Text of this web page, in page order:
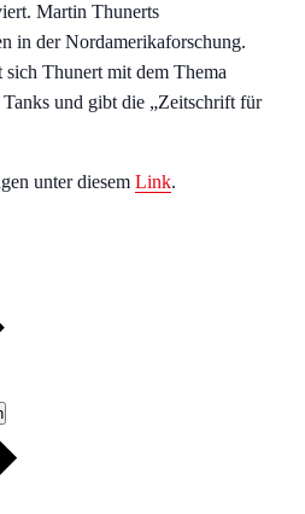
Martin Thunerts
in der Nordamerikaforschung.
sich Thunert mit dem Thema
und gibt die „Zeitschrift für
unter diesem Link.